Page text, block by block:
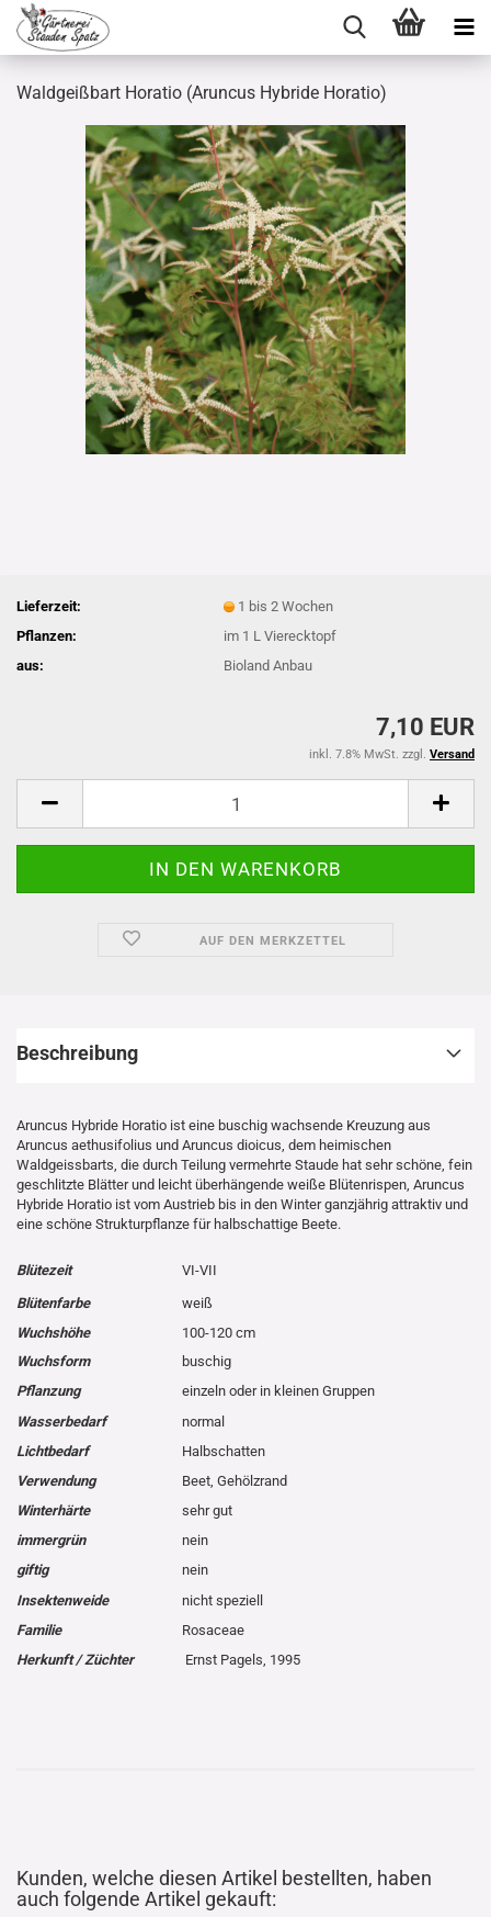
Waldgeißbart Horatio (Aruncus Hybride Horatio)
Lieferzeit:
1 bis 2 Wochen
Pflanzen:
im 1 L Vierecktopf
aus:
Bioland Anbau
7,10 EUR
inkl. 7.8% MwSt. zzgl. Versand
AUF DEN MERKZETTEL
Beschreibung
Aruncus Hybride Horatio ist eine buschig wachsende Kreuzung aus
Aruncus aethusifolius und Aruncus dioicus, dem heimischen
Waldgeissbarts, die durch Teilung vermehrte Staude hat sehr schöne, fein
geschlitzte Blätter und leicht überhängende weiße Blütenrispen, Aruncus
Hybride Horatio ist vom Austrieb bis in den Winter ganzjährig attraktiv und
eine schöne Strukturpflanze für halbschattige Beete.
Blütezeit
VI-VII
Blütenfarbe
weiß
Wuchshöhe
100-120 cm
Wuchsform
buschig
Pflanzung
einzeln oder in kleinen Gruppen
Wasserbedarf
normal
Lichtbedarf
Halbschatten
Verwendung
Beet, Gehölzrand
Winterhärte
sehr gut
immergrün
nein
giftig
nein
Insektenweide
nicht speziell
Familie
Rosaceae
Herkunft / Züchter
Ernst Pagels, 1995
Kunden, welche diesen Artikel bestellten, haben
auch folgende Artikel gekauft: